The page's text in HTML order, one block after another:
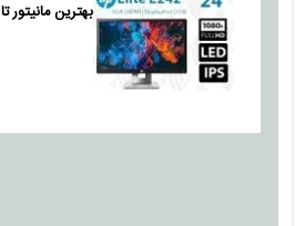
بهترین مانیتور تا ۱۵ میلیون تومان